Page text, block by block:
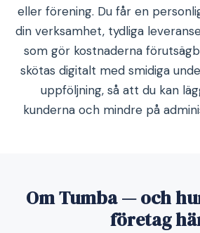
eller förening. Du får en
din verksamhet, tydliga
som gör kostnaderna
skötas digitalt med smidiga
uppföljning, så att du kan
kunderna och mindre på
Om Tumba — och
företag